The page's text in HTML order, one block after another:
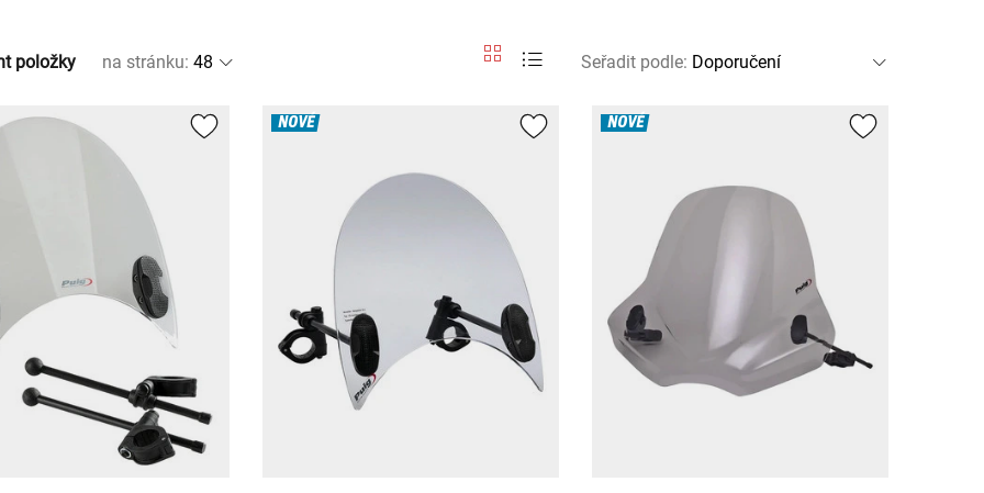
položky na stránku: Seřadit podle:
NOVÉ NOVÉ